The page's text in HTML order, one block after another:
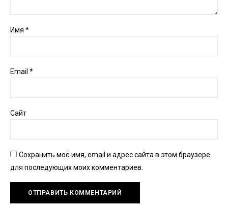
Имя *
Email *
Сайт
Сохранить моё имя, email и адрес сайта в этом браузере
для последующих моих комментариев.